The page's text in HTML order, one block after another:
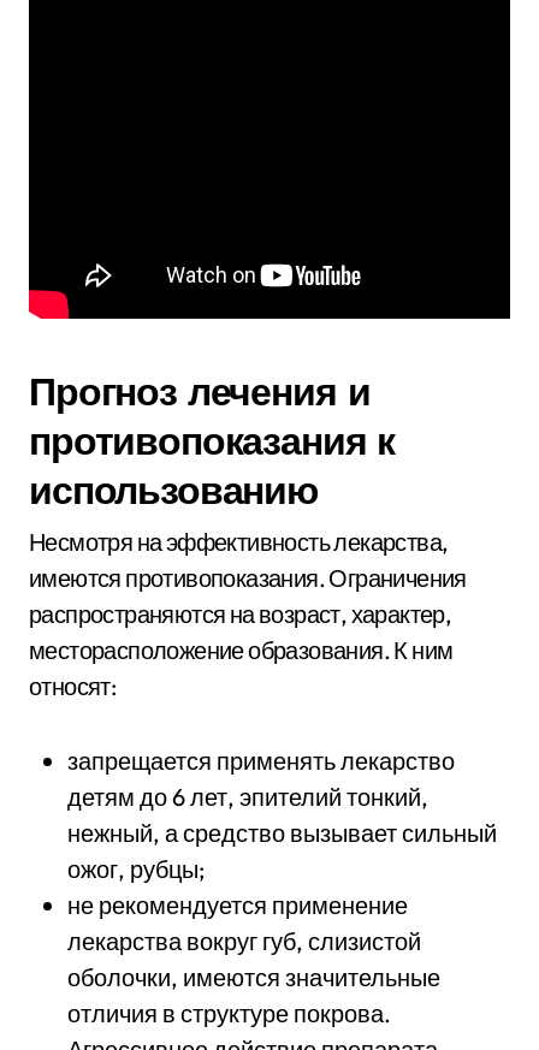
Прогноз лечения и
противопоказания к
использованию
Несмотря на эффективность лекарства,
имеются противопоказания. Ограничения
распространяются на возраст, характер,
месторасположение образования. К ним
относят:
запрещается применять лекарство
детям до 6 лет, эпителий тонкий,
нежный, а средство вызывает сильный
ожог, рубцы;
не рекомендуется применение
лекарства вокруг губ, слизистой
оболочки, имеются значительные
отличия в структуре покрова.